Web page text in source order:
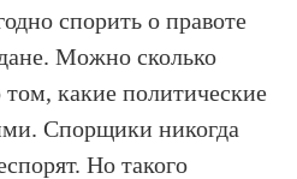
спорить о правоте
Можно сколько
том, какие политические
Спорщики никогда
Но такого